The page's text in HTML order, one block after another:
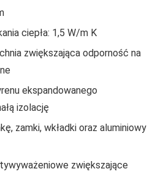
ciepła: 1,5 W/m K
zwiększająca odporność na
ekspandowanego
izolację
zamki, wkładki oraz aluminiowy
zwiększające